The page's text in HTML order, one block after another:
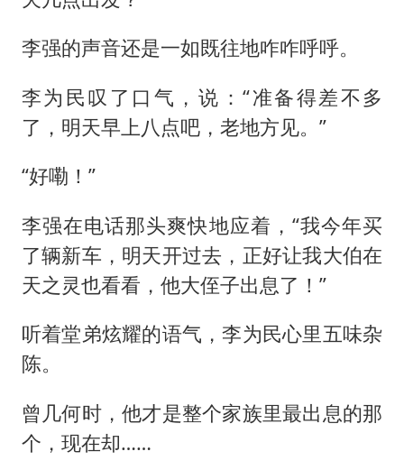
李强的声音还是一如既往地咋咋呼呼。
李为民叹了口气，说：“准备得差不多
了，明天早上八点吧，老地方见。”
“好嘞！”
李强在电话那头爽快地应着，“我今年买
了辆新车，明天开过去，正好让我大伯在
天之灵也看看，他大侄子出息了！”
听着堂弟炫耀的语气，李为民心里五味杂
陈。
曾几何时，他才是整个家族里最出息的那
个，现在却……